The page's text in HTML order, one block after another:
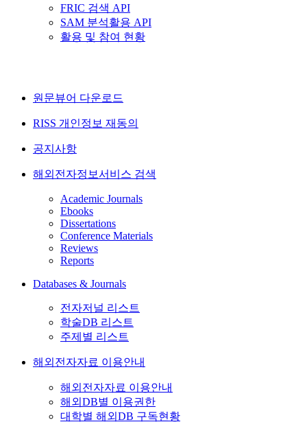
FRIC 검색 API
SAM 분석활용 API
활용 및 참여 현황
원문뷰어 다운로드
RISS 개인정보 재동의
공지사항
해외전자정보서비스 검색
Academic Journals
Ebooks
Dissertations
Conference Materials
Reviews
Reports
Databases & Journals
전자저널 리스트
학술DB 리스트
주제별 리스트
해외전자자료 이용안내
해외전자자료 이용안내
해외DB별 이용권한
대학별 해외DB 구독현황